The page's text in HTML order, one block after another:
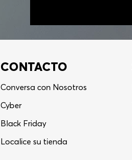
CONTACTO
Conversa con Nosotros
Cyber
Black Friday
Localice su tienda